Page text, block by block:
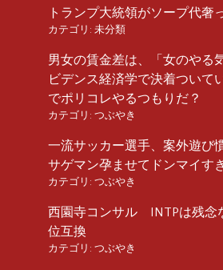
トランプ大統領がソープ代奢
カテゴリ: 未分類
男女の賃金差は、「女のやる
ビデンス経済学で決着ついて
でポリコレやるつもりだ？
カテゴリ: つぶやき
一流サッカー選手、案外遊び
サゲマン孕ませてドンマイす
カテゴリ: つぶやき
西園寺コンサル INTPは残念
位互換
カテゴリ: つぶやき